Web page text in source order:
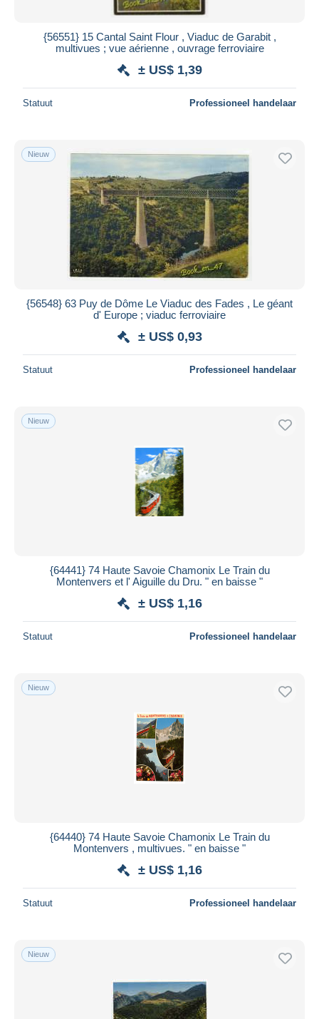
{56551} 15 Cantal Saint Flour , Viaduc de Garabit ,
multivues ; vue aérienne , ouvrage ferroviaire
± US$ 1,39
Statuut Professioneel handelaar
Nieuw
{56548} 63 Puy de Dôme Le Viaduc des Fades , Le géant
d' Europe ; viaduc ferroviaire
± US$ 0,93
Statuut Professioneel handelaar
Nieuw
{64441} 74 Haute Savoie Chamonix Le Train du
Montenvers et l' Aiguille du Dru. " en baisse "
± US$ 1,16
Statuut Professioneel handelaar
Nieuw
{64440} 74 Haute Savoie Chamonix Le Train du
Montenvers , multivues. " en baisse "
± US$ 1,16
Statuut Professioneel handelaar
Nieuw